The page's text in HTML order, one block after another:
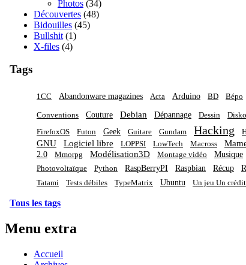
Photos (34)
Découvertes (48)
Bidouilles (45)
Bullshit (1)
X-files (4)
Tags
1CC Abandonware magazines Acta Arduino BD Bépo
Conventions Couture Debian Dépannage Dessin
FirefoxOS
Futon Geek Guitare Gundam Hacking
GNU
Logiciel libre LOPPSI LowTech Macross
2.0
Mmorpg Modélisation3D Montage vidéo Musique
Photovoltaïque
Python RaspBerryPI Raspbian Récup
Tatami
Tests débiles TypeMatrix Ubuntu Un jeu Un crédit
Tous les tags
Menu extra
Accueil